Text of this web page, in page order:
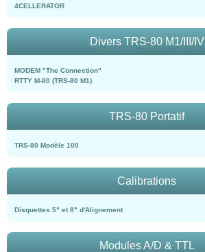
4CELLERATOR
Divers TRS-80 M1/III/IV
MODEM "The Connection"
RTTY M-80 (TRS-80 M1)
TRS-80 Portatif
TRS-80 Modèle 100
Calibrations
Disquettes 5" et 8" d'Alignement
Modules A/D & TTL